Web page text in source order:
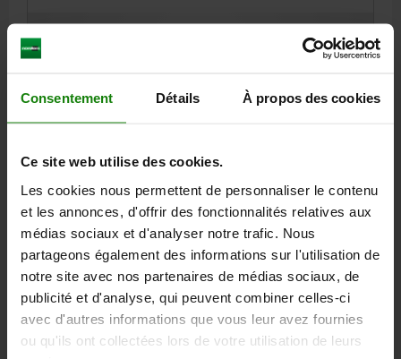
Consentement Détails À propos des cookies
Ce site web utilise des cookies.
Les cookies nous permettent de personnaliser le contenu
et les annonces, d'offrir des fonctionnalités relatives aux
médias sociaux et d'analyser notre trafic. Nous
partageons également des informations sur l'utilisation de
notre site avec nos partenaires de médias sociaux, de
publicité et d'analyse, qui peuvent combiner celles-ci
avec d'autres informations que vous leur avez fournies
ou qu'ils ont collectées lors de votre utilisation de leurs
DÉTAILS
VIS FRAISÉE À SIX PANS CREUX DIN EN ISO10642
M04X12 FILETAGE TRAVERSANT, ACIER INOX. A2 70
NATUREL
MATÉRIAU DU CORPS DE BASE=ACIER INOXYDABLE A2